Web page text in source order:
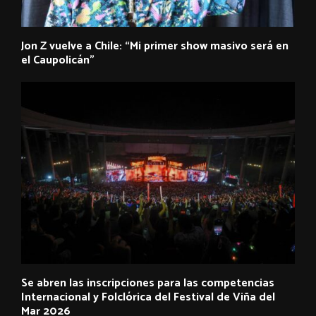
Jon Z vuelve a Chile: “Mi primer show masivo será en
el Caupolicán”
Se abren las inscripciones para las competencias
Internacional y Folclórica del Festival de Viña del
Mar 2026